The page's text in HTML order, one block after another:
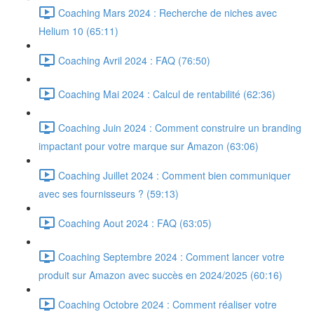
Coaching Mars 2024 : Recherche de niches avec
Helium 10 (65:11)
Coaching Avril 2024 : FAQ (76:50)
Coaching Mai 2024 : Calcul de rentabilité (62:36)
Coaching Juin 2024 : Comment construire un branding
impactant pour votre marque sur Amazon (63:06)
Coaching Juillet 2024 : Comment bien communiquer
avec ses fournisseurs ? (59:13)
Coaching Aout 2024 : FAQ (63:05)
Coaching Septembre 2024 : Comment lancer votre
produit sur Amazon avec succès en 2024/2025 (60:16)
Coaching Octobre 2024 : Comment réaliser votre